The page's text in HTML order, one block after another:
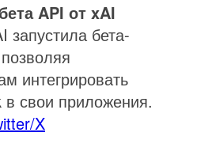
API от xAI
запустила бета-
интегрировать
свои приложения.
X